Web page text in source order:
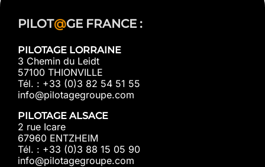
PILOT@GE FRANCE :
PILOTAGE LORRAINE
3 Chemin du Leidt
57100 THIONVILLE
Tél. : +33 (0)3 82 54 51 55
info@pilotagegroupe.com
PILOTAGE ALSACE
2 rue Icare
67960 ENTZHEIM
Tél. : +33 (0)3 88 15 05 90
info@pilotagegroupe.com